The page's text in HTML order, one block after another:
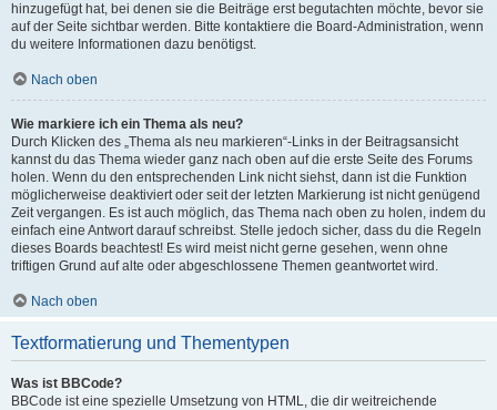
hinzugefügt hat, bei denen sie die Beiträge erst begutachten möchte, bevor sie
auf der Seite sichtbar werden. Bitte kontaktiere die Board-Administration, wenn
du weitere Informationen dazu benötigst.
Nach oben
Wie markiere ich ein Thema als neu?
Durch Klicken des „Thema als neu markieren“-Links in der Beitragsansicht
kannst du das Thema wieder ganz nach oben auf die erste Seite des Forums
holen. Wenn du den entsprechenden Link nicht siehst, dann ist die Funktion
möglicherweise deaktiviert oder seit der letzten Markierung ist nicht genügend
Zeit vergangen. Es ist auch möglich, das Thema nach oben zu holen, indem du
einfach eine Antwort darauf schreibst. Stelle jedoch sicher, dass du die Regeln
dieses Boards beachtest! Es wird meist nicht gerne gesehen, wenn ohne
triftigen Grund auf alte oder abgeschlossene Themen geantwortet wird.
Nach oben
Textformatierung und Thementypen
Was ist BBCode?
BBCode ist eine spezielle Umsetzung von HTML, die dir weitreichende